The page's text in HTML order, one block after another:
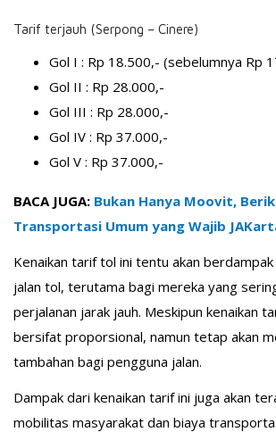
Tarif terjauh (Serpong – Cinere)
Gol I : Rp 18.500,- (sebelumnya Rp
Gol II : Rp 28.000,-
Gol III : Rp 28.000,-
Gol IV : Rp 37.000,-
Gol V : Rp 37.000,-
BACA JUGA: Bukan Hanya Moovit,
Transportasi Umum yang Wajib
Kenaikan tarif tol ini tentu akan
jalan tol, terutama bagi mereka yang
perjalanan jarak jauh. Meskipun kenaikan
bersifat proporsional, namun tetap akan
tambahan bagi pengguna jalan.
Dampak dari kenaikan tarif ini juga akan
mobilitas masyarakat dan biaya